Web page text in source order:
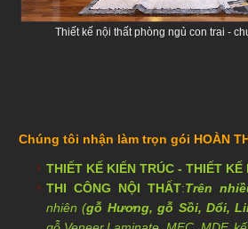
Thiết kế nội thất phòng ngủ con trai -
Chúng tôi nhận làm trọn gói HOÀN
THIẾT KẾ KIẾN TRÚC - THIẾT KẾ
THI CÔNG NỘI THẤT:Trên
nhiên (gỗ Hương, gỗ Sồi, Dổi,